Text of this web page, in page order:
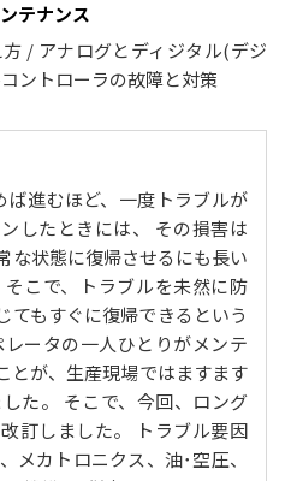
テナンス
/ アナログとディジタル(デジ
ントローラの故障と対策
進むほど、一度トラブルが
したときには、 その損害は
な状態に復帰させるにも長い
こで、トラブルを未然に防
てもすぐに復帰できるという
ータの一人ひとりがメンテ
とが、生産現場ではますます
た。 そこで、今回、ロング
訂しました。 トラブル要因
メカトロニクス、油･空圧、